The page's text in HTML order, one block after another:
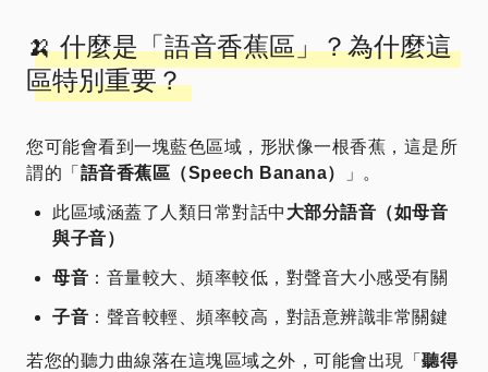
🍌 什麼是「語音香蕉區」？為什麼這
區特別重要？
您可能會看到一塊藍色區域，形狀像一根香蕉，這是所
謂的「 語音香蕉區（Speech Banana） 」。
此區域涵蓋了人類日常對話中 大部分語音（如母音
與子音）
母音 ：音量較大、頻率較低，對聲音大小感受有關
子音 ：聲音較輕、頻率較高，對語意辨識非常關鍵
若您的聽力曲線落在這塊區域之外，可能會出現「 聽得